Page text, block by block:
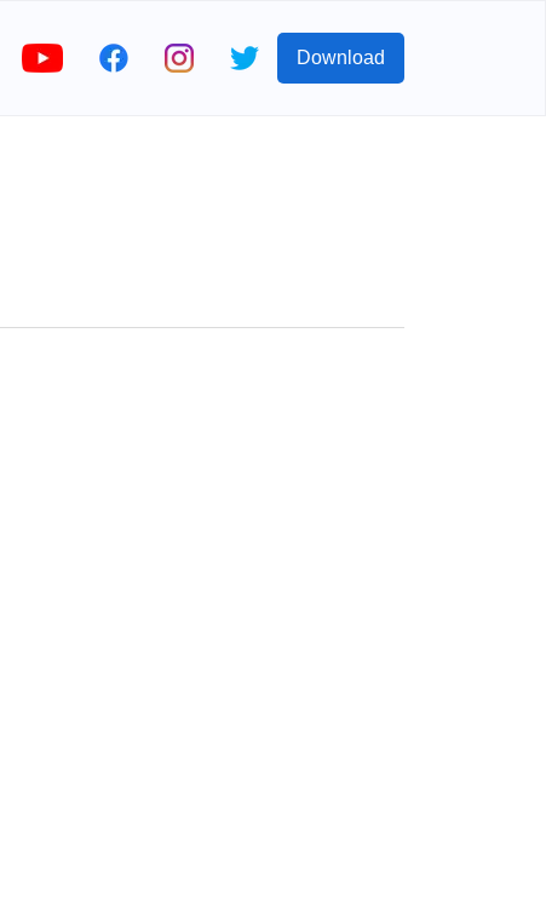
Download